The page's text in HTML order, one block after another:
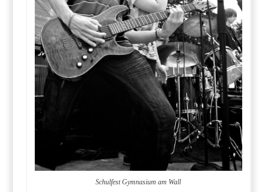
Schulfest Gymnasium am Wall